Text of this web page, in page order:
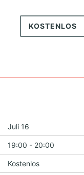
KOSTENLOS
Juli 16
19:00 - 20:00
Kostenlos